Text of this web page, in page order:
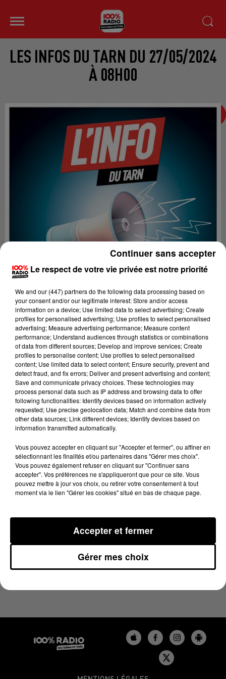
LES INFOS DU TARN DU 27/05/2024
À 08H00
Lecture (4 min 24 sec)
100%
27 mai 2024 - 4 min 24 sec
LES INFOS DU TARN DU 27/05/2024 À 08H00
Le respect de votre vie privée est notre priorité
We and our (447) partnersdo the following data processing based on
your consent and/or our legitimate interest: Store and/or access
information on a device; Use limited data to select advertising; Create
profiles for personalised advertising; Use profiles to select personalised
advertising; Measure advertising performance; Measure content
performance; Understand audiences through statistics or combinations
of data from different sources; Develop and improve services; Create
profiles to personalise content; Use profiles to select personalised
content; Use limited data to select content; Ensure security, prevent and
detect fraud, and fix errors; Deliver and present advertising and content;
Save and communicate privacy choices. These technologies may
process personal data such as IP address and browsing data to offer
following functionalities: Identify devices based on information actively
requested; Use precise geolocation data; Match and combine data from
other data sources; Link different devices; Identify devices based on
information transmitted automatically.
Vous pouvez accepter en cliquant sur "Accepter et fermer", ou affiner en
sélectionnant les finalités et/ou partenaires dans "Gérer mes choix".
Vous pouvez également refuser en cliquant sur "Continuer sans
accepter". Vos préférences ne s'appliqueront que pour ce site. Vous
pouvez mettre à jour vos choix, ou retirer votre consentement à tout
moment via le lien "Gérer les cookies" situé en bas de chaque page.
Gérer mes choix
Accepter et fermer
Continuer sans accepter